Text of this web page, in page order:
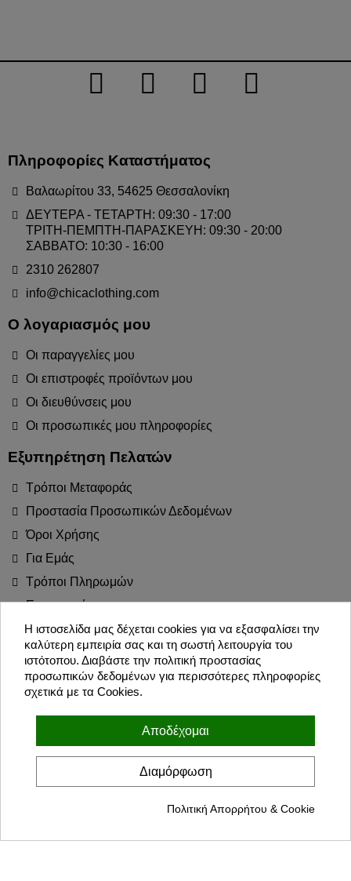
Πληροφορίες Καταστήματος
Βαλαωρίτου 33, 54625 Θεσσαλονίκη
ΔΕΥΤΕΡΑ - ΤΕΤΑΡΤΗ: 09:30 - 17:00
ΤΡΙΤΗ-ΠΕΜΠΤΗ-ΠΑΡΑΣΚΕΥΗ: 09:30 - 20:00
ΣΑΒΒΑΤΟ: 10:30 - 16:00
2310 262807
info@chicaclothing.com
Ο λογαριασμός μου
Οι παραγγελίες μου
Οι επιστροφές προϊόντων μου
Οι διευθύνσεις μου
Οι προσωπικές μου πληροφορίες
Εξυπηρέτηση Πελατών
Τρόποι Μεταφοράς
Προστασία Προσωπικών Δεδομένων
Όροι Χρήσης
Για Εμάς
Τρόποι Πληρωμών
Επιστροφές
Blog
Join the Party!
Συμφωνώ με τους όρους χρήσης και την πολιτική προσωπικών
Η ιστοσελίδα μας δέχεται cookies για να εξασφαλίσει την
καλύτερη εμπειρία σας και τη σωστή λειτουργία του
ιστότοπου. Διαβάστε την πολιτική προστασίας
προσωπικών δεδομένων για περισσότερες πληροφορίες
σχετικά με τα Cookies.
Αποδέχομαι
Διαμόρφωση
Πολιτική Απορρήτου & Cookie